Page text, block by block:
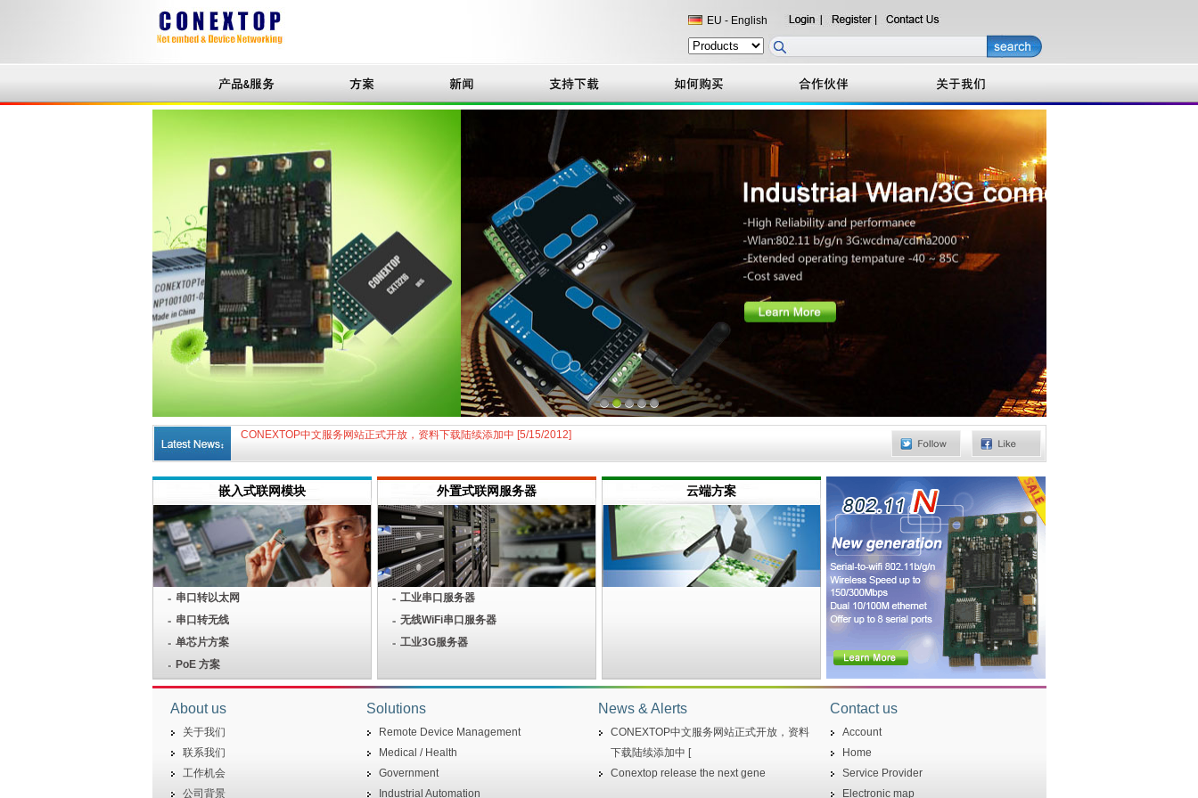
EU - English
1 2 3 4 5
Conextop release the next generation single chip for serial-ip solution ( 2 February 2009 )
嵌入式联网模块
串口转以太网
串口转无线
单芯片方案
PoE 方案
外置式联网服务器
工业串口服务器
无线WiFi串口服务器
工业3G服务器
云端方案
About us
关于我们
联系我们
工作机会
公司背景
Solutions
Remote Device Management
Medical / Health
Government
Industrial Automation
News & Alerts
CONEXTOP中文服务网站正式开放，资料
下载陆续添加中 [
Conextop release the next gene
Contact us
Account
Home
Service Provider
Electronic map